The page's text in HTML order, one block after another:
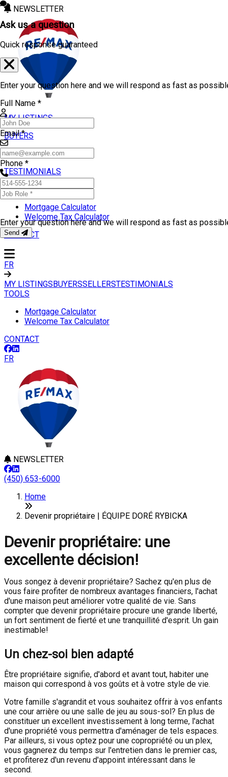
NEWSLETTER
MY LISTINGS
BUYERS
SELLERS
TESTIMONIALS
TOOLS
Mortgage Calculator
Welcome Tax Calculator
CONTACT
FR
MY LISTINGSBUYERSSELLERSTESTIMONIALS
TOOLS
Mortgage Calculator
Welcome Tax Calculator
CONTACT
FR
NEWSLETTER
(450) 653-6000
Home
Devenir propriétaire | ÉQUIPE DORÉ RYBICKA
Devenir propriétaire: une
excellente décision!
Vous songez à devenir propriétaire? Sachez qu'en plus de
vous faire profiter de nombreux avantages financiers, l'achat
d'une maison peut améliorer votre qualité de vie. Sans
compter que devenir propriétaire procure une grande liberté,
un fort sentiment de fierté et une tranquillité d'esprit. Un gain
inestimable!
Un chez-soi bien adapté
Être propriétaire signifie, d'abord et avant tout, habiter une
maison qui correspond à vos goûts et à votre style de vie.
Votre famille s'agrandit et vous souhaitez offrir à vos enfants
une cour arrière ou une salle de jeu au sous-sol? En plus de
constituer un excellent investissement à long terme, l'achat
d'une propriété vous permettra d'aménager de tels espaces.
Par ailleurs, si vous optez pour une copropriété ou un plex,
vous gagnerez du temps sur l'entretien dans le premier cas,
et profiterez d'un revenu d'appoint intéressant dans le
second.
Ask us a question
Quick response guaranteed
Enter your question here and we will respond as fast as
Full Name *
Email *
Phone *
Enter your question here and we will respond as fast as
Send